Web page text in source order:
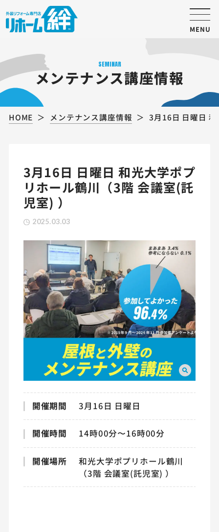
MENU
SEMINAR
メンテナンス講座情報
HOME メンテナンス講座情報 3月16日 日曜日
3月16日 日曜日 和光大学ポプ
リホール鶴川（3階 会議室(託
児室) ）
2025.03.03
開催期間 3月16日 日曜日
開催時間 14時00分〜16時00分
開催場所
和光大学ポプリホール鶴川
（3階 会議室(託児室) ）